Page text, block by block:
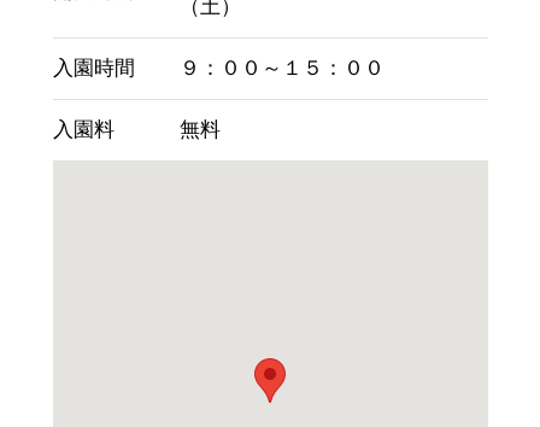
（土）
入園時間 ９：００～１５：００
入園料 無料